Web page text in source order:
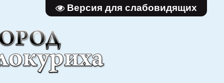
Версия для слабовидящих